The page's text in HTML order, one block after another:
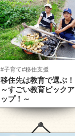
#子育て#移住支援
移住先は教育で選ぶ！
～すごい教育ピックア
ップ！～